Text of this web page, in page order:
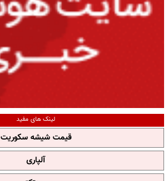
لینک های مفید
قیمت شیشه سکوریت
آلپاری